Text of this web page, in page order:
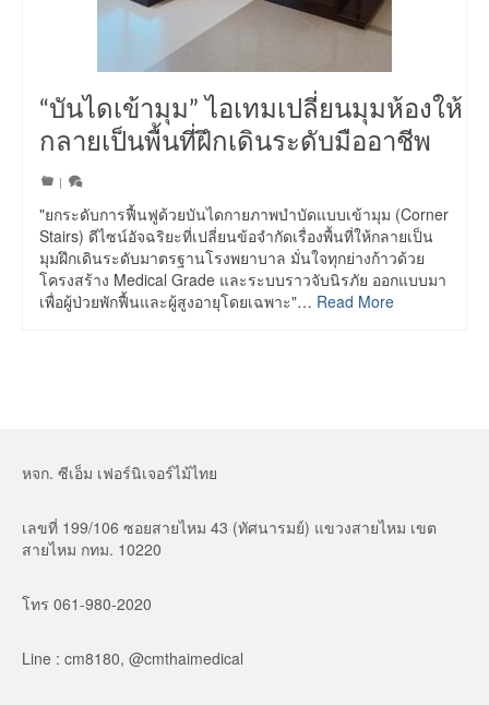
“บันไดเข้ามุม” ไอเทมเปลี่ยนมุมห้องให้
กลายเป็นพื้นที่ฝึกเดินระดับมืออาชีพ
|
"ยกระดับการฟื้นฟูด้วยบันไดกายภาพบำบัดแบบเข้ามุม (Corner
Stairs) ดีไซน์อัจฉริยะที่เปลี่ยนข้อจำกัดเรื่องพื้นที่ให้กลายเป็น
มุมฝึกเดินระดับมาตรฐานโรงพยาบาล มั่นใจทุกย่างก้าวด้วย
โครงสร้าง Medical Grade และระบบราวจับนิรภัย ออกแบบมา
เพื่อผู้ป่วยพักฟื้นและผู้สูงอายุโดยเฉพาะ"… Read More
หจก. ซีเอ็ม เฟอร์นิเจอร์ไม้ไทย
เลขที่ 199/106 ซอยสายไหม 43 (ทัศนารมย์) แขวงสายไหม เขต
สายไหม กทม. 10220
โทร 061-980-2020
Line : cm8180, @cmthaimedical